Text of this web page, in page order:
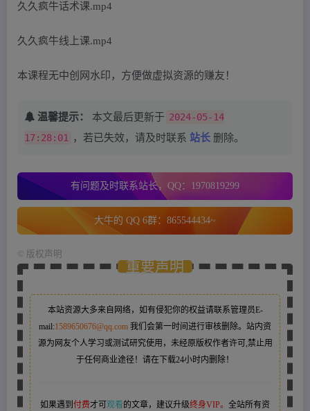
久久疯牛话术课.mp4
久久疯牛线上课.mp4
本课程无中创网水印，方便做虚拟资源的赚友！
温馨提示： 本文最后更新于 2024-05-14
17:28:01
，若已失效，请及时联系 站长 删除。
有问题及时联系站长，QQ：1970819299
大牛的 QQ 6群：865544434~
版权声明
重要声明
本站资源大多来自网络，如有侵犯你的权益请联系管理员E-
mail:1589650676@qq.com 我们会第一时间进行审核删除。站内资
源为网友个人学习或测试研究使用，未经原版权作者许可,禁止用
于任何商业途径！请在下载24小时内删除！
如果遇到 付费才可 观看 的文章，建议升级终身VIP。 全站所有资